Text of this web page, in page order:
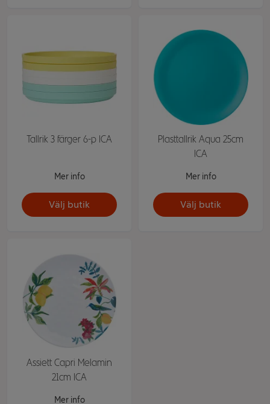
Tallrik 3 färger 6-p ICA
Mer info
Välj butik
Plasttallrik Aqua 25cm
ICA
Mer info
Välj butik
Assiett Capri Melamin
21cm ICA
Mer info